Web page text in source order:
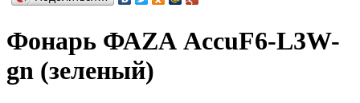
Фонарь ФАZА AccuF6-L3W-
gn (зеленый)